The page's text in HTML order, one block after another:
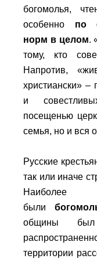
богомолья,
особенно по
норм в целом.
тому, кто
Напротив,
христиански»
и
посещенью
семья, но и вся
Русские
так или иначе
Наиболее
были
общины
территории